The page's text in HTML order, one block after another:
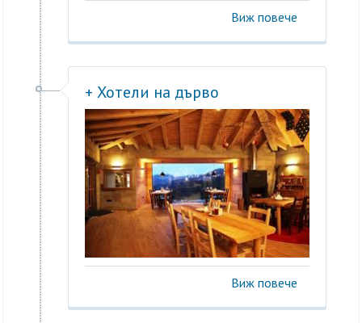
Виж повече
+ Хотели на дърво
Виж повече